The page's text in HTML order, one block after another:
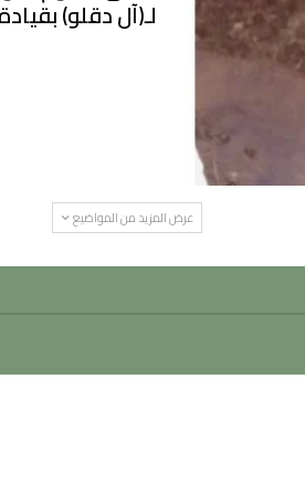
لـ(آل دقلو)
عرض المزيد من المواضيع